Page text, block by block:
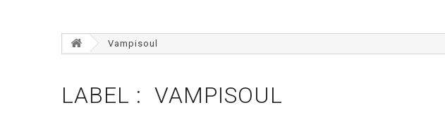
Vampisoul
LABEL : VAMPISOUL